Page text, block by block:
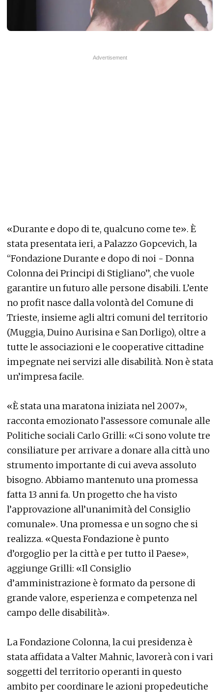
«Durante e dopo di te, qualcuno come te». È
stata presentata ieri, a Palazzo Gopcevich, la
“Fondazione Durante e dopo di noi - Donna
Colonna dei Principi di Stigliano”, che vuole
garantire un futuro alle persone disabili. L’ente
no profit nasce dalla volontà del Comune di
Trieste, insieme agli altri comuni del territorio
(Muggia, Duino Aurisina e San Dorligo), oltre a
tutte le associazioni e le cooperative cittadine
impegnate nei servizi alle disabilità. Non è stata
un’impresa facile.
«È stata una maratona iniziata nel 2007»,
racconta emozionato l’assessore comunale alle
Politiche sociali Carlo Grilli: «Ci sono volute tre
consiliature per arrivare a donare alla città uno
strumento importante di cui aveva assoluto
bisogno. Abbiamo mantenuto una promessa
fatta 13 anni fa. Un progetto che ha visto
l’approvazione all’unanimità del Consiglio
comunale». Una promessa e un sogno che si
realizza. «Questa Fondazione è punto
d’orgoglio per la città e per tutto il Paese»,
aggiunge Grilli: «Il Consiglio
d’amministrazione è formato da persone di
grande valore, esperienza e competenza nel
campo delle disabilità».
La Fondazione Colonna, la cui presidenza è
stata affidata a Valter Mahnic, lavorerà con i vari
soggetti del territorio operanti in questo
ambito per coordinare le azioni propedeutiche